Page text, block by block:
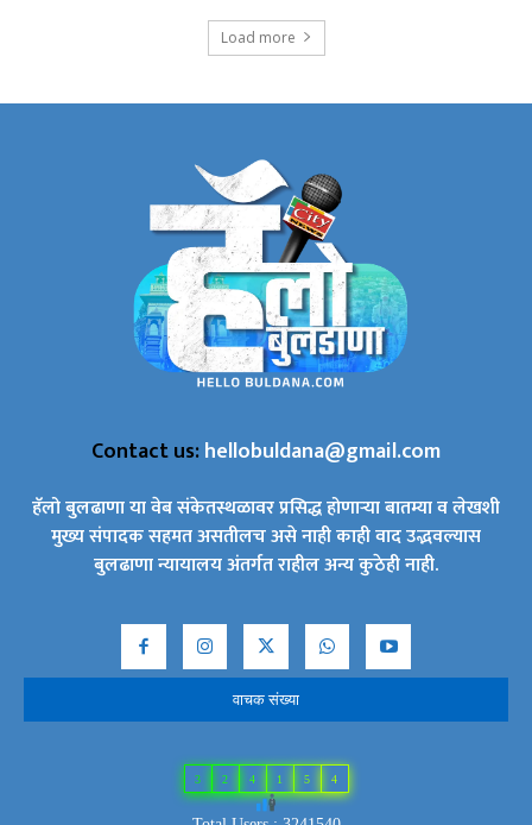
Load more
Contact us:hellobuldana@gmail.com
हॅलो बुलढाणा या वेब संकेतस्थळावर प्रसिद्ध होणाऱ्या बातम्या व लेखशी
मुख्य संपादक सहमत असतीलच असे नाही काही वाद उद्भवल्यास
बुलढाणा न्यायालय अंतर्गत राहील अन्य कुठेही नाही.
वाचक संख्या
3 2 4 1 5 4